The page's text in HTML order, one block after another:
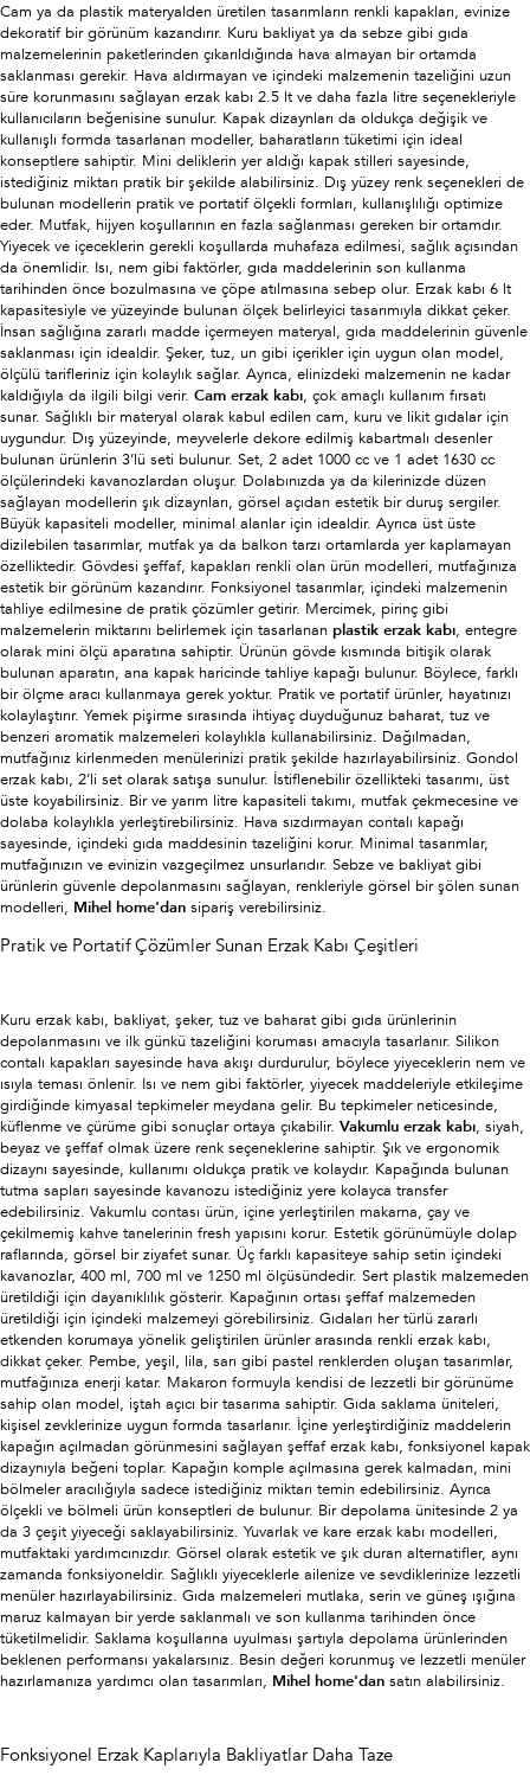
Cam ya da plastik materyalden üretilen tasarımların renkli kapakları, evinize
dekoratif bir görünüm kazandırır. Kuru bakliyat ya da sebze gibi gıda
malzemelerinin paketlerinden çıkarıldığında hava almayan bir ortamda
saklanması gerekir. Hava aldırmayan ve içindeki malzemenin tazeliğini uzun
süre korunmasını sağlayan erzak kabı 2.5 lt ve daha fazla litre seçenekleriyle
kullanıcıların beğenisine sunulur. Kapak dizaynları da oldukça değişik ve
kullanışlı formda tasarlanan modeller, baharatların tüketimi için ideal
konseptlere sahiptir. Mini deliklerin yer aldığı kapak stilleri sayesinde,
istediğiniz miktarı pratik bir şekilde alabilirsiniz. Dış yüzey renk seçenekleri de
bulunan modellerin pratik ve portatif ölçekli formları, kullanışlılığı optimize
eder. Mutfak, hijyen koşullarının en fazla sağlanması gereken bir ortamdır.
Yiyecek ve içeceklerin gerekli koşullarda muhafaza edilmesi, sağlık açısından
da önemlidir. Isı, nem gibi faktörler, gıda maddelerinin son kullanma
tarihinden önce bozulmasına ve çöpe atılmasına sebep olur. Erzak kabı 6 lt
kapasitesiyle ve yüzeyinde bulunan ölçek belirleyici tasarımıyla dikkat çeker.
İnsan sağlığına zararlı madde içermeyen materyal, gıda maddelerinin güvenle
saklanması için idealdir. Şeker, tuz, un gibi içerikler için uygun olan model,
ölçülü tarifleriniz için kolaylık sağlar. Ayrıca, elinizdeki malzemenin ne kadar
kaldığıyla da ilgili bilgi verir. Cam erzak kabı, çok amaçlı kullanım fırsatı
sunar. Sağlıklı bir materyal olarak kabul edilen cam, kuru ve likit gıdalar için
uygundur. Dış yüzeyinde, meyvelerle dekore edilmiş kabartmalı desenler
bulunan ürünlerin 3’lü seti bulunur. Set, 2 adet 1000 cc ve 1 adet 1630 cc
ölçülerindeki kavanozlardan oluşur. Dolabınızda ya da kilerinizde düzen
sağlayan modellerin şık dizaynları, görsel açıdan estetik bir duruş sergiler.
Büyük kapasiteli modeller, minimal alanlar için idealdir. Ayrıca üst üste
dizilebilen tasarımlar, mutfak ya da balkon tarzı ortamlarda yer kaplamayan
özelliktedir. Gövdesi şeffaf, kapakları renkli olan ürün modelleri, mutfağınıza
estetik bir görünüm kazandırır. Fonksiyonel tasarımlar, içindeki malzemenin
tahliye edilmesine de pratik çözümler getirir. Mercimek, pirinç gibi
malzemelerin miktarını belirlemek için tasarlanan plastik erzak kabı, entegre
olarak mini ölçü aparatına sahiptir. Ürünün gövde kısmında bitişik olarak
bulunan aparatın, ana kapak haricinde tahliye kapağı bulunur. Böylece, farklı
bir ölçme aracı kullanmaya gerek yoktur. Pratik ve portatif ürünler, hayatınızı
kolaylaştırır. Yemek pişirme sırasında ihtiyaç duyduğunuz baharat, tuz ve
benzeri aromatik malzemeleri kolaylıkla kullanabilirsiniz. Dağılmadan,
mutfağınız kirlenmeden menülerinizi pratik şekilde hazırlayabilirsiniz. Gondol
erzak kabı, 2’li set olarak satışa sunulur. İstiflenebilir özellikteki tasarımı, üst
üste koyabilirsiniz. Bir ve yarım litre kapasiteli takımı, mutfak çekmecesine ve
dolaba kolaylıkla yerleştirebilirsiniz. Hava sızdırmayan contalı kapağı
sayesinde, içindeki gıda maddesinin tazeliğini korur. Minimal tasarımlar,
mutfağınızın ve evinizin vazgeçilmez unsurlarıdır. Sebze ve bakliyat gibi
ürünlerin güvenle depolanmasını sağlayan, renkleriyle görsel bir şölen sunan
modelleri, Mihel home'dan sipariş verebilirsiniz.
Pratik ve Portatif Çözümler Sunan Erzak Kabı Çeşitleri
Kuru erzak kabı, bakliyat, şeker, tuz ve baharat gibi gıda ürünlerinin
depolanmasını ve ilk günkü tazeliğini koruması amacıyla tasarlanır. Silikon
contalı kapakları sayesinde hava akışı durdurulur, böylece yiyeceklerin nem ve
ısıyla teması önlenir. Isı ve nem gibi faktörler, yiyecek maddeleriyle etkileşime
girdiğinde kimyasal tepkimeler meydana gelir. Bu tepkimeler neticesinde,
küflenme ve çürüme gibi sonuçlar ortaya çıkabilir. Vakumlu erzak kabı, siyah,
beyaz ve şeffaf olmak üzere renk seçeneklerine sahiptir. Şık ve ergonomik
dizaynı sayesinde, kullanımı oldukça pratik ve kolaydır. Kapağında bulunan
tutma sapları sayesinde kavanozu istediğiniz yere kolayca transfer
edebilirsiniz. Vakumlu contası ürün, içine yerleştirilen makarna, çay ve
çekilmemiş kahve tanelerinin fresh yapısını korur. Estetik görünümüyle dolap
raflarında, görsel bir ziyafet sunar. Üç farklı kapasiteye sahip setin içindeki
kavanozlar, 400 ml, 700 ml ve 1250 ml ölçüsündedir. Sert plastik malzemeden
üretildiği için dayanıklılık gösterir. Kapağının ortası şeffaf malzemeden
üretildiği için içindeki malzemeyi görebilirsiniz. Gıdaları her türlü zararlı
etkenden korumaya yönelik geliştirilen ürünler arasında renkli erzak kabı,
dikkat çeker. Pembe, yeşil, lila, sarı gibi pastel renklerden oluşan tasarımlar,
mutfağınıza enerji katar. Makaron formuyla kendisi de lezzetli bir görünüme
sahip olan model, iştah açıcı bir tasarıma sahiptir. Gıda saklama üniteleri,
kişisel zevklerinize uygun formda tasarlanır. İçine yerleştirdiğiniz maddelerin
kapağın açılmadan görünmesini sağlayan şeffaf erzak kabı, fonksiyonel kapak
dizaynıyla beğeni toplar. Kapağın komple açılmasına gerek kalmadan, mini
bölmeler aracılığıyla sadece istediğiniz miktarı temin edebilirsiniz. Ayrıca
ölçekli ve bölmeli ürün konseptleri de bulunur. Bir depolama ünitesinde 2 ya
da 3 çeşit yiyeceği saklayabilirsiniz. Yuvarlak ve kare erzak kabı modelleri,
mutfaktaki yardımcınızdır. Görsel olarak estetik ve şık duran alternatifler, aynı
zamanda fonksiyoneldir. Sağlıklı yiyeceklerle ailenize ve sevdiklerinize lezzetli
menüler hazırlayabilirsiniz. Gıda malzemeleri mutlaka, serin ve güneş ışığına
maruz kalmayan bir yerde saklanmalı ve son kullanma tarihinden önce
tüketilmelidir. Saklama koşullarına uyulması şartıyla depolama ürünlerinden
beklenen performansı yakalarsınız. Besin değeri korunmuş ve lezzetli menüler
hazırlamanıza yardımcı olan tasarımları, Mihel home'dan satın alabilirsiniz.
Fonksiyonel Erzak Kaplarıyla Bakliyatlar Daha Taze